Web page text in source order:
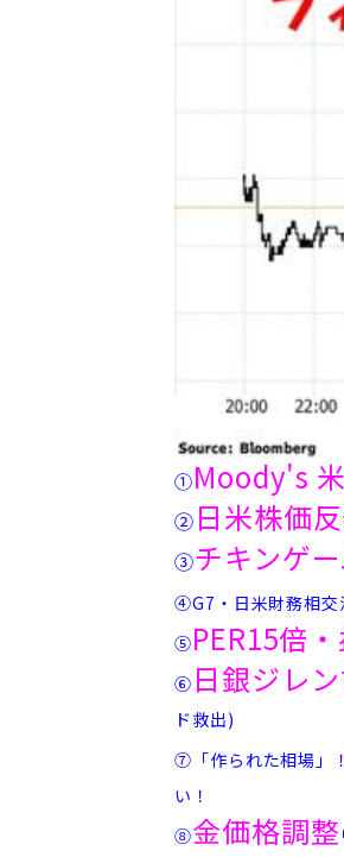
​①Moody's
② 日米株価
➂チキンゲ
④G7・日米財務相交
⑤PER15倍
⑥ 日銀ジレ
ド救出)
⑦「作られた相場」！
い！
⑧金価格調整